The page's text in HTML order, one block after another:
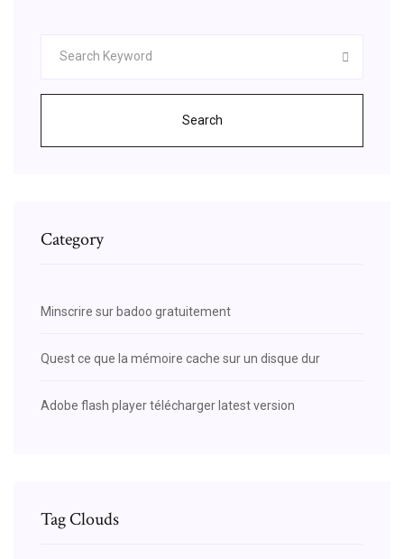
Search
Category
Minscrire sur badoo gratuitement
Quest ce que la mémoire cache sur un disque dur
Adobe flash player télécharger latest version
Tag Clouds